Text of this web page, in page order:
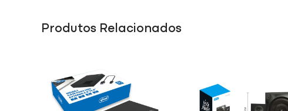
Produtos Relacionados